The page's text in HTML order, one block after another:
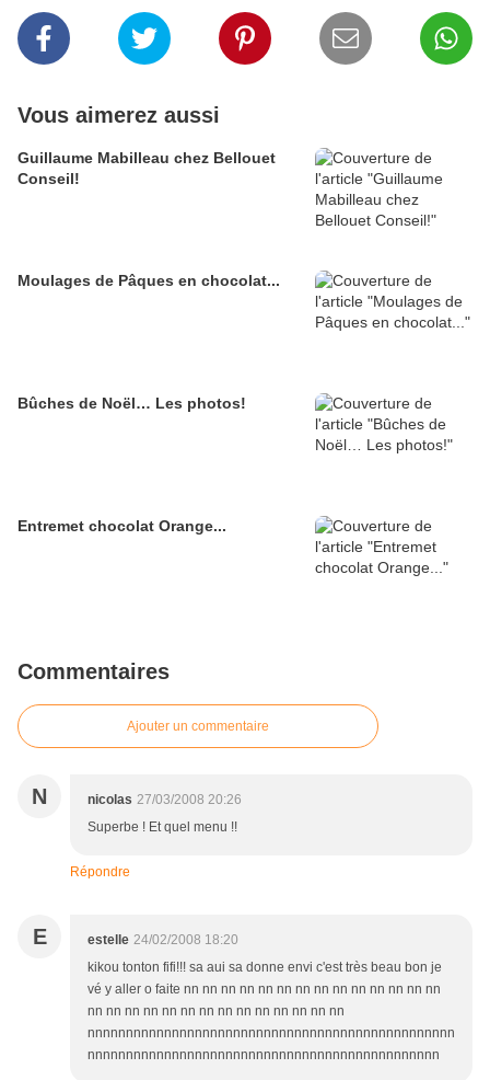
Vous aimerez aussi
Guillaume Mabilleau chez Bellouet
Conseil!
Moulages de Pâques en chocolat...
Bûches de Noël… Les photos!
Entremet chocolat Orange...
Commentaires
Ajouter un commentaire
N nicolas 27/03/2008 20:26
Superbe ! Et quel menu !!
Répondre
E estelle 24/02/2008 18:20
kikou tonton fifi!!! sa aui sa donne envi c'est très beau bon je
vé y aller o faite nn nn nn nn nn nn nn nn nn nn nn nn nn nn
nn nn nn nn nn nn nn nn nn nn nn nn nn nn
nnnnnnnnnnnnnnnnnnnnnnnnnnnnnnnnnnnnnnnnnnnnnnnn
nnnnnnnnnnnnnnnnnnnnnnnnnnnnnnnnnnnnnnnnnnnnnn